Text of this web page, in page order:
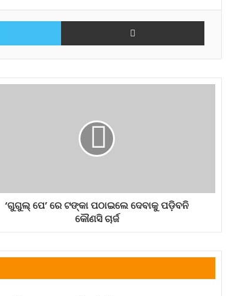
Twitter Share via Email
‘ଗୁଗୁଲ୍ ପେ’ ରେ ଟଙ୍କା ପଠାଇଲେ ଦେବାକୁ ପଡ଼ିବନି
କୌଣସି ଚାର୍ଜ